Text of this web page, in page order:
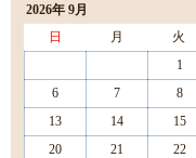
2026年 9月
日
月 火
1
6
7 8
13
14 15
20
21 22